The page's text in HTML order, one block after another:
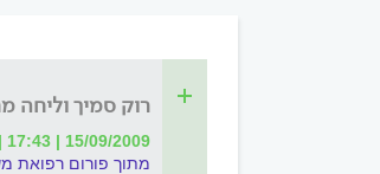
רוק סמיך וליחה
15/09/2009 | 17:43 | מאת: דודו
מתוך פורום רפואת